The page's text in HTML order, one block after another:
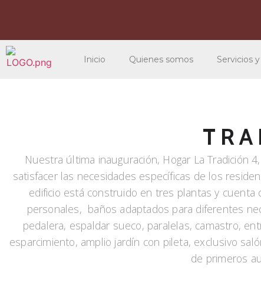
Inicio Quienes somos Servicios
Nuestra última inauguración, Hogar La
satisfacer las necesidades específicas de los
edificio está construido en tres plantas y cuenta
personales, baños adaptados para diferentes
pedalera, espaldar sueco, paralelas, camastro,
esparcimiento, amplio jardín con pileta, exclusivo
de primeros